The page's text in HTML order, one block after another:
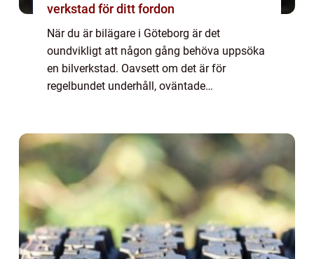
verkstad för ditt fordon
När du är bilägare i Göteborg är det
oundvikligt att någon gång behöva uppsöka
en bilverkstad. Oavsett om det är för
regelbundet underhåll, oväntade